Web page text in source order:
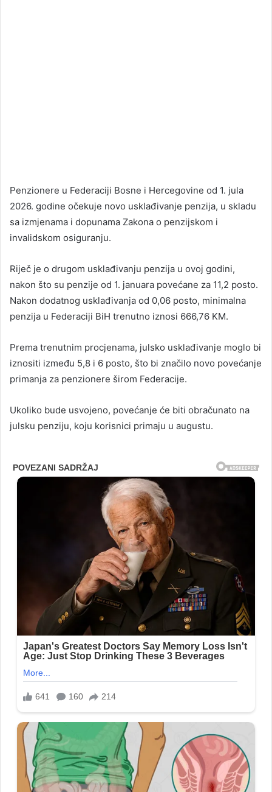
Penzionere u Federaciji Bosne i Hercegovine od 1. jula
2026. godine očekuje novo usklađivanje penzija, u skladu
sa izmjenama i dopunama Zakona o penzijskom i
invalidskom osiguranju.
Riječ je o drugom usklađivanju penzija u ovoj godini,
nakon što su penzije od 1. januara povećane za 11,2 posto.
Nakon dodatnog usklađivanja od 0,06 posto, minimalna
penzija u Federaciji BiH trenutno iznosi 666,76 KM.
Prema trenutnim procjenama, julsko usklađivanje moglo bi
iznositi između 5,8 i 6 posto, što bi značilo novo povećanje
primanja za penzionere širom Federacije.
Ukoliko bude usvojeno, povećanje će biti obračunato na
julsku penziju, koju korisnici primaju u augustu.